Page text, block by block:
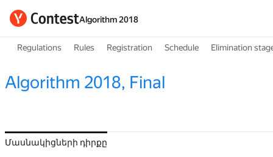
Algorithm 2018
Regulations Rules Registration Schedule Elimination
Algorithm 2018, Final
Մասնակիցների դիրքը